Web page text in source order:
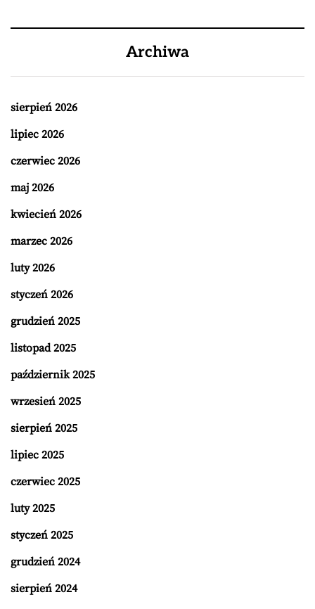
Archiwa
sierpień 2026
lipiec 2026
czerwiec 2026
maj 2026
kwiecień 2026
marzec 2026
luty 2026
styczeń 2026
grudzień 2025
listopad 2025
październik 2025
wrzesień 2025
sierpień 2025
lipiec 2025
czerwiec 2025
luty 2025
styczeń 2025
grudzień 2024
sierpień 2024